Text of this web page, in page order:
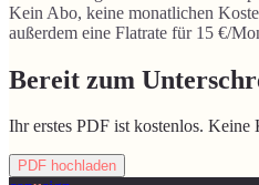
Kein Abo, keine monatlichen
außerdem eine Flatrate für 15 €/
Bereit zum
Ihr erstes PDF ist kostenlos. Keine
PDF hochladen